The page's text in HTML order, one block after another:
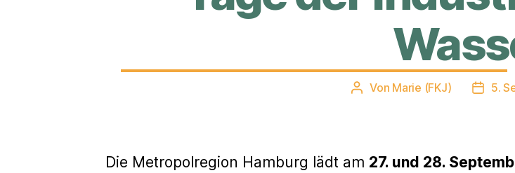
Beitragsautor
Von Marie (FKJ) 5.
Die Metropolregion Hamburg lädt am 27. und 28.